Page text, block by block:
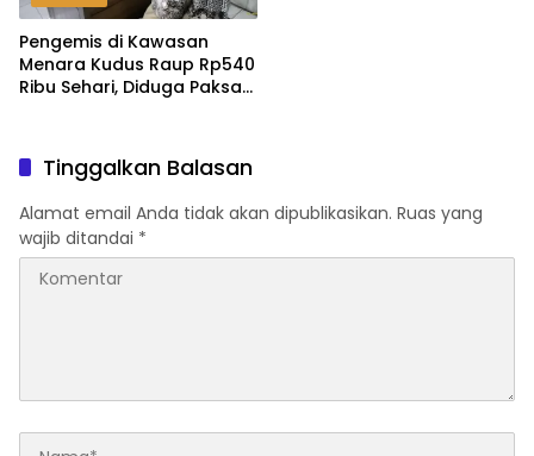
Pengemis di Kawasan
Menara Kudus Raup Rp540
Ribu Sehari, Diduga Paksa
Tinggalkan Balasan
Alamat email Anda tidak akan dipublikasikan. Ruas yang
wajib ditandai *